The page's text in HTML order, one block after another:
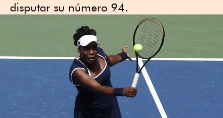
disputar su número 94.